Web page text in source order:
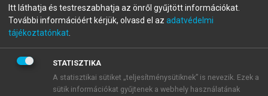
fiókoddal,vagy hozz létre új fiókot.
A regisztráció után apróbaidőszakautomatikusan
BELÉPÉS SAJÁT FIÓKKAL
Itt láthatja és testreszabhatja az önről gyűjtött információkat.
További információért kérjük, olvasd el az adatvédelmi
tájékoztatónkat
STATISZTIKA
A statisztikai sütiket „teljesítménysütiknek” is nevezik. Ezek a
sütik információkat gyűjtenek a webhely használatának